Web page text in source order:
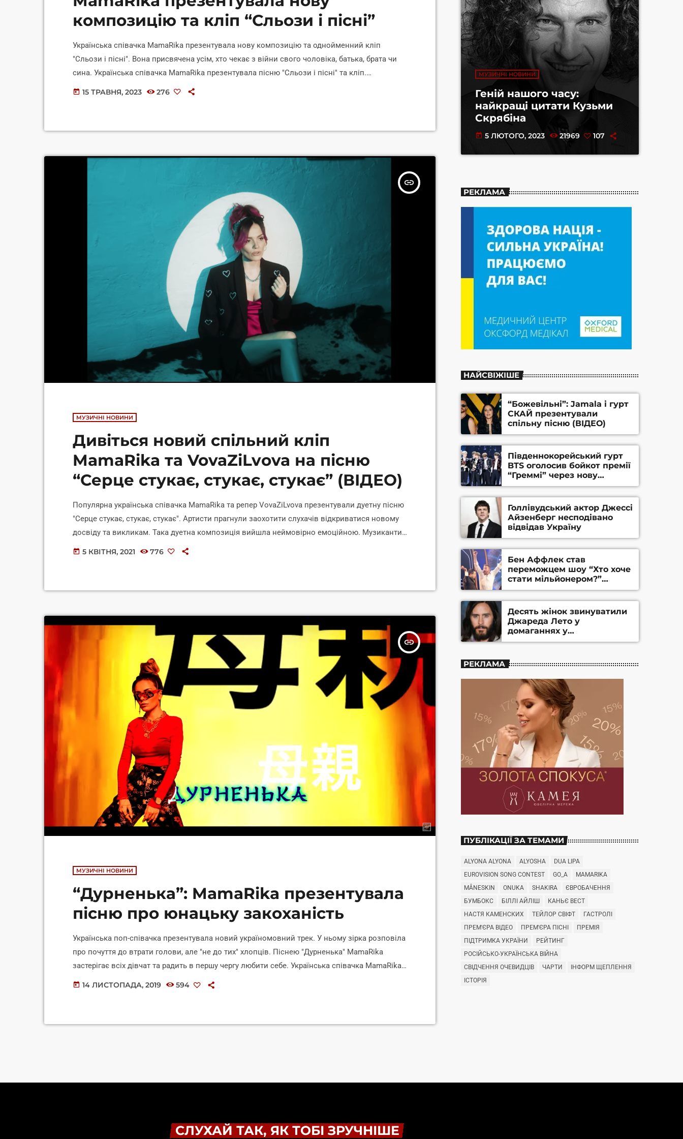
композицію та кліп “Сльози і пісні”
Українська співачка MamaRika презентувала нову композицію та однойменний кліп
"Сльози і пісні". Вона присвячена усім, хто чекає з війни свого чоловіка, батька, брата чи
сина. Українська співачка MamaRika презентувала пісню "Сльози і пісні" та кліп.
Композиція та відеоробота присвячена жінкам, що відірвані від чоловіків, які зараз
today 15 ТРАВНЯ, 2023 276
insert_link
МУЗИЧНІ НОВИНИ
Дивіться новий спільний кліп
MamaRika та VovaZiLvova на пісню
“Серце стукає, стукає, стукає” (ВІДЕО)
Популярна українська співачка MamaRika та репер VovaZiLvova презентували дуетну пісню
"Серце стукає, стукає, стукає". Артисти прагнули заохотити слухачів відкриватися новому
досвіду та викликам. Така дуетна композиція вийшла неймовірно емоційною. Музиканти
зазначають, що хотіли створити трек, який буде надихати людей не застрягати у старих
today 5 КВІТНЯ, 2021 776
insert_link
МУЗИЧНІ НОВИНИ
“Дурненька”: MamaRika презентувала
пісню про юнацьку закоханість
Українська поп-співачка презентувала новий україномовний трек. У ньому зірка розповіла
про почуття до втрати голови, але "не до тих" хлопців. Піснею "Дурненька" MamaRika
застерігає всіх дівчат та радить в першу чергу любити себе. Українська співачка MamaRika
презентувала нову пісню "Дурненька" сьогодні, 14 листопада. Лірик-відео вже є на її ютуб-
today 14 ЛИСТОПАДА, 2019 594
МУЗИЧНІ НОВИНИ
Геній нашого часу:
найкращі цитати Кузьми
Скрябіна
today 5 ЛЮТОГО, 2023 21969 107
РЕКЛАМА
НАЙСВІЖІШЕ
“Божевільні”: Jamala і гурт
СКАЙ презентували
спільну пісню (ВІДЕО)
Південнокорейський гурт
BTS оголосив бойкот премії
“Греммі” через нову
номінацію
Голлівудський актор Джессі
Айзенберг несподівано
відвідав Україну
Бен Аффлек став
переможцем шоу “Хто хоче
стати мільйонером?”
(ВІДЕО)
Десять жінок звинуватили
Джареда Лето у
домаганнях у
документальному фільмі
РЕКЛАМА
ПУБЛІКАЦІЇ ЗА ТЕМАМИ
ALYONA ALYONA ALYOSHA
DUA LIPA
EUROVISION SONG CONTEST
GO_A
MAMARIKA
MÅNESKIN
ONUKA SHAKIRA
ЄВРОБАЧЕННЯ
БУМБОКС
БІЛЛІ АЙЛІШ
КАНЬЄ ВЕСТ
НАСТЯ КАМЕНСКИХ
ТЕЙЛОР СВІФТ
ГАСТРОЛІ
ПРЕМ'ЄРА ВІДЕО
ПРЕМ'ЄРА ПІСНІ
ПРЕМІЯ
ПІДТРИМКА УКРАЇНИ
РЕЙТИНГ
РОСІЙСЬКО-УКРАЇНСЬКА ВІЙНА
СВІДЧЕННЯ ОЧЕВИДЦІВ
ЧАРТИ
ІНФОРМ ЩЕПЛЕННЯ
ІСТОРІЯ
СЛУХАЙ ТАК, ЯК ТОБІ ЗРУЧНІШЕ